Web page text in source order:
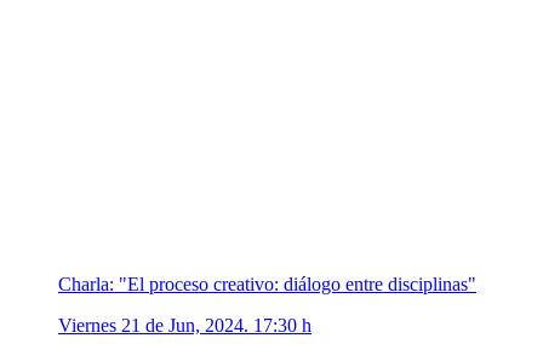
Charla: "El proceso creativo: diálogo entre disciplinas"
Viernes 21 de Jun, 2024. 17:30 h